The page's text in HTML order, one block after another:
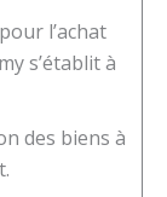
l’achat
s’établit à
des biens à